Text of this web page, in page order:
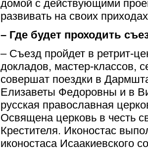
домой с действующими
развивать на своих
– Где будет проходить
– Съезд пройдет в ретрит-
докладов, мастер-классов,
совершат поездки в
Елизаветы Федоровны и в
русская православная
Освящена церковь в честь
Крестителя. Иконостас
иконостаса Исаакиевского